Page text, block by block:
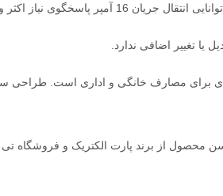
خانگی مانند سیستم صوتی و… است.
یا تغییر اضافی ندارد.
محصول از برند پارت الکتریک و فروشگاه تی